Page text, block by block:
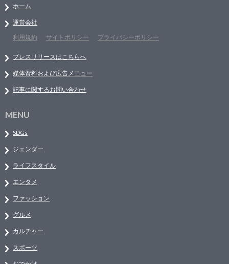
ホーム
運営会社
利用規約
サイトポリシー プライバシーポリシー
プレスリリースはこちらへ
媒体資料および広告メニュー
記事に関するお問い合わせ
MENU
SDGs
ジェンダー
ライフスタイル
エンタメ
ファッション
グルメ
カルチャー
スポーツ